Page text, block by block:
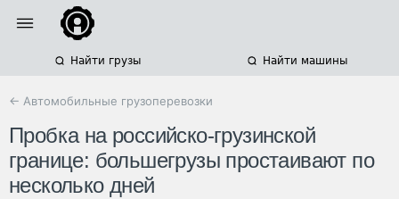
Найти грузы Найти машины
← Автомобильные грузоперевозки
Пробка на российско-грузинской
границе: большегрузы простаивают по
несколько дней